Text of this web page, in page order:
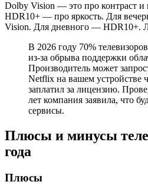
Dolby Vision — это про контраст и
HDR10+ — про яркость. Для
Vision. Для дневного — HDR10+.
В 2026 году 70%
из-за обрыва поддержки
Производитель может
Netflix на вашем устройстве
заплатил за лицензию.
лет компания заявила, что
сервисы.
Плюсы и минусы
года
Плюсы